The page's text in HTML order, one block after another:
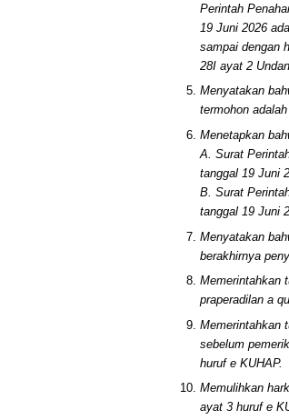
Perintah
19 Juni 2026
sampai dengan
28I ayat 2
Menyatakan
termohon
Menetapkan
A. Surat
tanggal 19 Juni
B. Surat
tanggal 19 Juni
Menyatakan
berakhirnya
Memerintahkan
praperadilan a
Memerintahkan
sebelum
huruf e KUHAP.
Memulihkan
ayat 3 huruf e